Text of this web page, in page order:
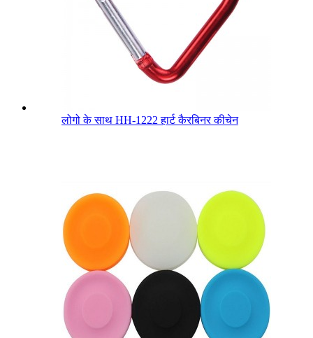
लोगो के साथ HH-1222 हार्ट कैरबिनर कीचेन